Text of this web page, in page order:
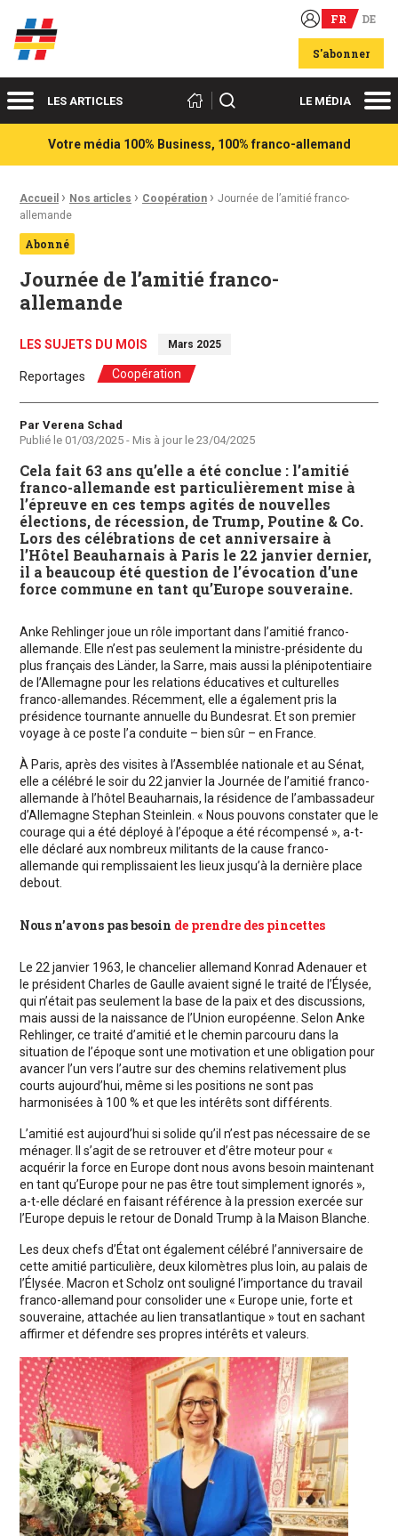
Acteurs du franco-allemand FR DE
S'abonner
MenuLES ARTICLES Rechercher LE MÉDIA
Votre média 100% Business, 100% franco-allemand
Fil d'Ariane :
Accueil › Nos articles › Coopération › Journée de l’amitié franco-
allemande
Abonné
Journée de l’amitié franco-
allemande
LES SUJETS DU MOIS Mars 2025
Reportages Coopération
Auteur
Par Verena Schad
Publié le 01/03/2025 - Mis à jour le 23/04/2025
Cela fait 63 ans qu’elle a été conclue : l’amitié
franco-allemande est particulièrement mise à
l’épreuve en ces temps agités de nouvelles
élections, de récession, de Trump, Poutine & Co.
Lors des célébrations de cet anniversaire à
l’Hôtel Beauharnais à Paris le 22 janvier dernier,
il a beaucoup été question de l’évocation d’une
force commune en tant qu’Europe souveraine.
Anke Rehlinger joue un rôle important dans l’amitié franco-
allemande. Elle n’est pas seulement la ministre-présidente du
plus français des Länder, la Sarre, mais aussi la plénipotentiaire
de l’Allemagne pour les relations éducatives et culturelles
franco-allemandes. Récemment, elle a également pris la
présidence tournante annuelle du Bundesrat. Et son premier
voyage à ce poste l’a conduite – bien sûr – en France.
À Paris, après des visites à l’Assemblée nationale et au Sénat,
elle a célébré le soir du 22 janvier la Journée de l’amitié franco-
allemande à l’hôtel Beauharnais, la résidence de l’ambassadeur
d’Allemagne Stephan Steinlein. « Nous pouvons constater que le
courage qui a été déployé à l’époque a été récompensé », a-t-
elle déclaré aux nombreux militants de la cause franco-
allemande qui remplissaient les lieux jusqu’à la dernière place
debout.
Nous n’avons pas besoin de prendre des pincettes
Le 22 janvier 1963, le chancelier allemand Konrad Adenauer et
le président Charles de Gaulle avaient signé le traité de l’Élysée,
qui n’était pas seulement la base de la paix et des discussions,
mais aussi de la naissance de l’Union européenne. Selon Anke
Rehlinger, ce traité d’amitié et le chemin parcouru dans la
situation de l’époque sont une motivation et une obligation pour
avancer l’un vers l’autre sur des chemins relativement plus
courts aujourd’hui, même si les positions ne sont pas
harmonisées à 100 % et que les intérêts sont différents.
L’amitié est aujourd’hui si solide qu’il n’est pas nécessaire de se
ménager. Il s’agit de se retrouver et d’être moteur pour «
acquérir la force en Europe dont nous avons besoin maintenant
en tant qu’Europe pour ne pas être tout simplement ignorés »,
a-t-elle déclaré en faisant référence à la pression exercée sur
l’Europe depuis le retour de Donald Trump à la Maison Blanche.
Les deux chefs d’État ont également célébré l’anniversaire de
cette amitié particulière, deux kilomètres plus loin, au palais de
l’Élysée. Macron et Scholz ont souligné l’importance du travail
franco-allemand pour consolider une « Europe unie, forte et
souveraine, attachée au lien transatlantique » tout en sachant
affirmer et défendre ses propres intérêts et valeurs.